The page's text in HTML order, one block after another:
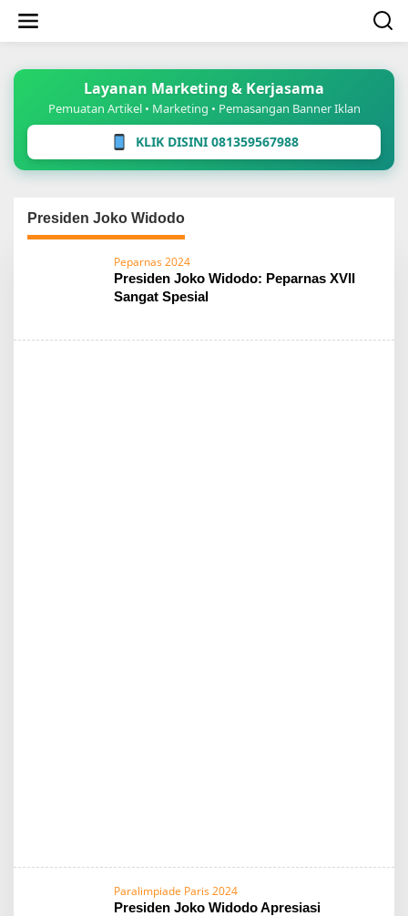
konten
Layanan Marketing & Kerjasama
Pemuatan Artikel • Marketing • Pemasangan Banner Iklan
KLIK DISINI 081359567988
Presiden Joko Widodo
Peparnas 2024
Presiden Joko Widodo: Peparnas XVII
Sangat Spesial
Paralimpiade Paris 2024
Presiden Joko Widodo Apresiasi